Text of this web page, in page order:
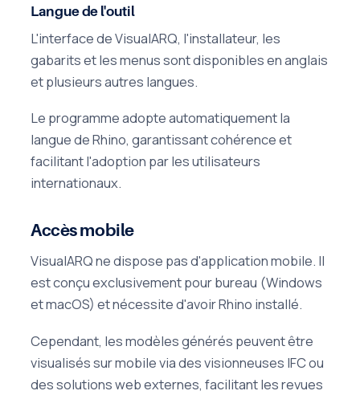
Langue de l'outil
L'interface de VisualARQ, l'installateur, les
gabarits et les menus sont disponibles en anglais
et plusieurs autres langues.
Le programme adopte automatiquement la
langue de Rhino, garantissant cohérence et
facilitant l'adoption par les utilisateurs
internationaux.
Accès mobile
VisualARQ ne dispose pas d'application mobile. Il
est conçu exclusivement pour bureau (Windows
et macOS) et nécessite d'avoir Rhino installé.
Cependant, les modèles générés peuvent être
visualisés sur mobile via des visionneuses IFC ou
des solutions web externes, facilitant les revues